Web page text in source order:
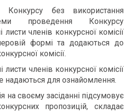
без використання
проведення Конкурсу
листи членів конкурсної комісії
формі та додаються до
комісії.
листи членів конкурсної комісії
надаються для ознайомлення.
на своєму засіданні підсумовує
пропозицій, складає